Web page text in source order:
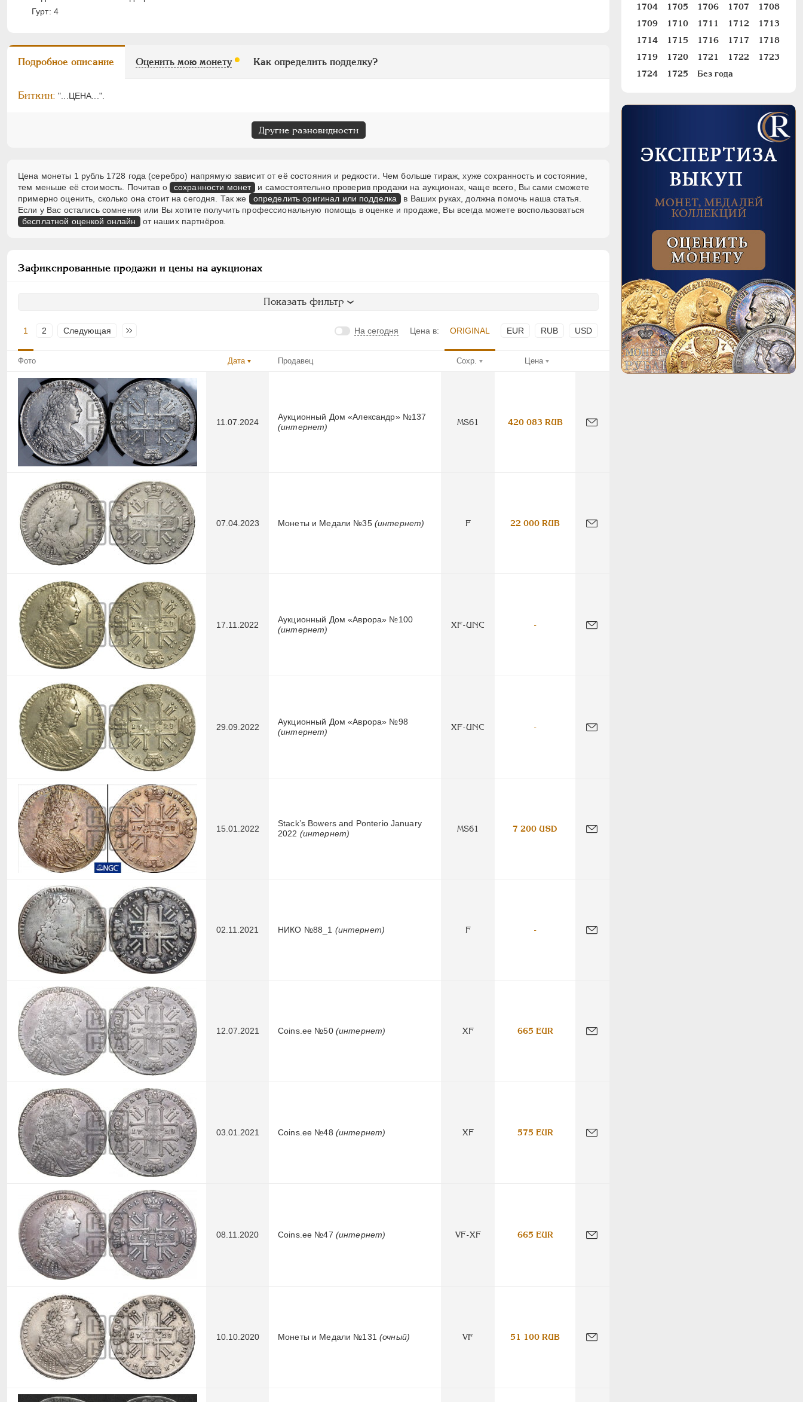
Гурт: 4
Подробное описание Оценить мою монету Как определить подделку?
Биткин: "...ЦЕНА...".
Другие разновидности
Цена монеты 1 рубль 1728 года (серебро) напрямую зависит от её состояния и редкости. Чем больше тираж, хуже сохранность и состояние,
тем меньше её стоимость. Почитав о
сохранности монет
и самостоятельно проверив продажи на аукционах, чаще всего, Вы сами сможете
примерно оценить, сколько она стоит на сегодня. Так же
определить оригинал или подделка
в Ваших руках, должна помочь наша статья.
Если у Вас остались сомнения или Вы хотите получить профессиональную помощь в оценке и продаже, Вы всегда можете воспользоваться
бесплатной оценкой онлайн от наших партнёров.
Зафиксированные продажи и цены на аукционах
Показать фильтр
1 2 Следующая Последняя На сегодня Цена в: ORIGINAL EUR RUB USD
Фото Дата Продавец Сохр. Цена
11.07.2024
Аукционный Дом «Александр» №137
(интернет)
MS61 420 083 RUB
07.04.2023 Монеты и Медали №35 (интернет) F 22 000 RUB
17.11.2022
Аукционный Дом «Аврора» №100
(интернет)
XF-UNC -
29.09.2022
Аукционный Дом «Аврора» №98
(интернет)
XF-UNC -
15.01.2022
Stack’s Bowers and Ponterio January
2022 (интернет)
MS61 7 200 USD
02.11.2021 НИКО №88_1 (интернет) F -
12.07.2021 Coins.ee №50 (интернет) XF 665 EUR
03.01.2021 Coins.ee №48 (интернет) XF 575 EUR
08.11.2020 Coins.ee №47 (интернет) VF-XF 665 EUR
10.10.2020 Монеты и Медали №131 (очный) VF 51 100 RUB
1704
1705 1706 1707
1708
1709
1710 1711 1712
1713
1714
1715 1716 1717
1718
1719
1720 1721 1722
1723
1724
1725 Без года